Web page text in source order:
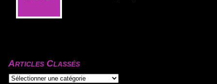
Articles Classés